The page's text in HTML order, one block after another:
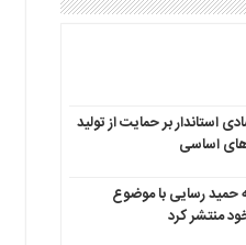
استاندار بر حمایت از تولید
اساسی
حمید رسایی با موضوع
منتشر کرد